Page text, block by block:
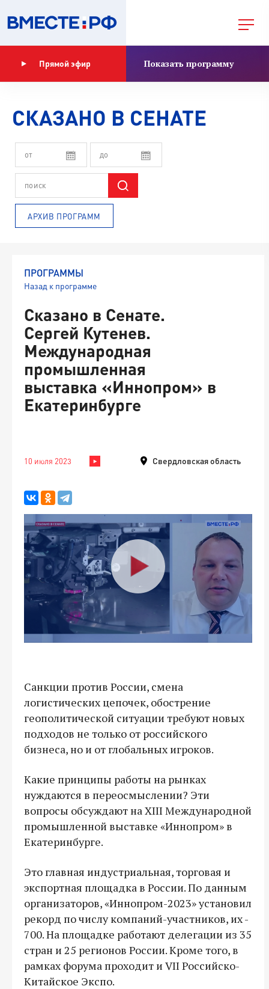
Прямой эфир Показать программу
СКАЗАНО В СЕНАТЕ
АРХИВ ПРОГРАММ
ПРОГРАММЫ
Назад к программе
Сказано в Сенате.
Сергей Кутенев.
Международная
промышленная
выставка «Иннопром» в
Екатеринбурге
10 июля 2023 Свердловская область
Санкции против России, смена
логистических цепочек, обострение
геополитической ситуации требуют новых
подходов не только от российского
бизнеса, но и от глобальных игроков.
Какие принципы работы на рынках
нуждаются в переосмыслении? Эти
вопросы обсуждают на XIII Международной
промышленной выставке «Иннопром» в
Екатеринбурге.
Это главная индустриальная, торговая и
экспортная площадка в России. По данным
организаторов, «Иннопром-2023» установил
рекорд по числу компаний-участников, их -
700. На площадке работают делегации из 35
стран и 25 регионов России. Кроме того, в
рамках форума проходит и VII Российско-
Китайское Экспо.